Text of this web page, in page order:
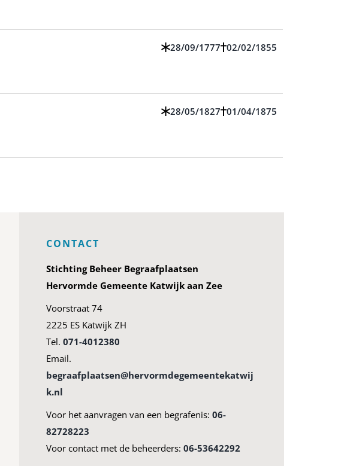
28/09/1777 02/02/1855
28/05/1827 01/04/1875
CONTACT
Stichting Beheer Begraafplaatsen
Hervormde Gemeente Katwijk aan Zee
Voorstraat 74
2225 ES Katwijk ZH
Tel. 071-4012380
Email.
begraafplaatsen@hervormdegemeentekatwij
k.nl
Voor het aanvragen van een begrafenis: 06-
82728223
Voor contact met de beheerders: 06-53642292